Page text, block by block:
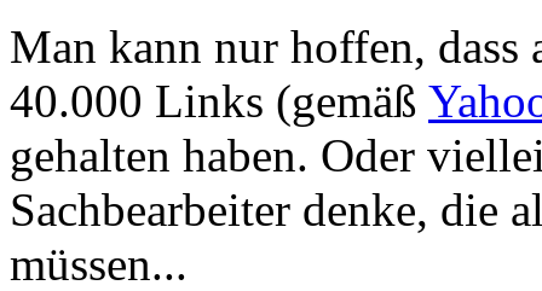
Man kann nur hoffen, dass
40.000 Links (gemäß
gehalten haben. Oder
Sachbearbeiter denke, die
müssen...